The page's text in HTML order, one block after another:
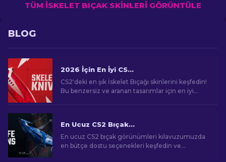
TÜM İSKELET BIÇAK SKINLERI GÖRÜNTÜLE
BLOG
2026 İçin En İyi CS2 İskelet Bıçağı Skinleri
CS2'deki en şık İskelet Bıçağı skinlerini keşfedin!
Bu benzersiz ve aranan tasarımlar için en iyi
En Ucuz CS2 Bıçak Görünümleri [2026]
En ucuz CS2 bıçak görünümleri kılavuzumuzda
en bütçe dostu seçenekleri keşfedin ve